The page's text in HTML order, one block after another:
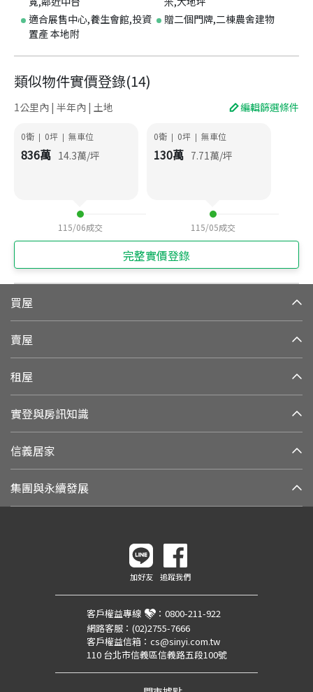
適合展售中心,養生會館,投資
置產 本地附
贈二個門牌,二棟農舍建物
類似物件實價登錄(14)
1公里內 | 半年內 | 土地 編輯篩選條件
0衛 | 0坪 | 無車位
836萬 14.3萬/坪
115/06成交
0衛 | 0坪 | 無車位
130萬 7.71萬/坪
115/05成交
完整實價登錄
買屋
賣屋
租屋
實登與房訊知識
信義居家
集團與永續發展
加好友 追蹤我們
客戶權益專線 ： 0800-211-922
網路客服： (02)2755-7666
客戶權益信箱： cs@sinyi.com.tw
110 台北市信義區信義路五段100號